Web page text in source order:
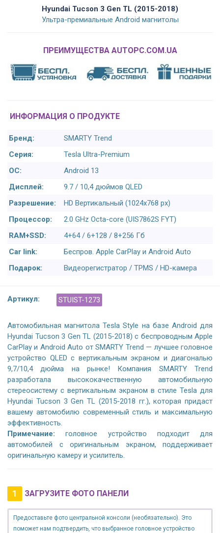
Hyundai Tucson 3 Gen TL (2015-2018)
Ультра-премиальные Android магнитолы
ПРЕИМУЩЕСТВА AUTOPC.COM.UA
ИНФОРМАЦИЯ О ПРОДУКТЕ
Бренд:
SMARTY Trend
Серия:
Tesla Ultra-Premium
ОС:
Android 13
Дисплей:
9.7 / 10,4 дюймов QLED
Разрешение:
HD Вертикальный (1024x768 px)
Процессор:
2.0 GHz Octa-core (UIS7862S FYT)
RAM+SSD:
4+64 / 6+128 / 8+256 Гб
Car link:
Беспров. Apple CarPlay и Android Auto
Подарок:
Видеорегистратор / TPMS / HD-камера
Артикул: STUIST-1273
Автомобильная магнитола Tesla Style на базе Android для
Hyundai Tucson 3 Gen TL (2015-2018) с беспроводным Apple
CarPlay и Android Auto от SMARTY Trend — лучшее головное
устройство QLED с вертикальным экраном и диагональю
9,7/10,4 дюйма на рынке! Компания SMARTY Trend
разработала высококачественную автомобильную
стереосистему с вертикальным экраном в стиле Tesla для
Hyundai Tucson 3 Gen TL (2015-2018 гг.), которая придаст
вашему автомобилю современный стиль и максимальную
эффективность.
Примечание: головное устройство подходит для
автомобилей с оригинальным экраном, поддерживает
оригинальную камеру и усилитель.
1 ЗАГРУЗИТЕ ФОТО ПАНЕЛИ
Предоставьте фото центральной консоли (необязательно). Это
поможет нам подтвердить, что выбранное головное устройство